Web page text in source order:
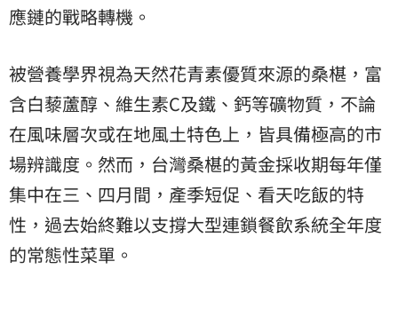
應鏈的戰略轉機。
被營養學界視為天然花青素優質來源的桑椹，富
含白藜蘆醇、維生素C及鐵、鈣等礦物質，不論
在風味層次或在地風土特色上，皆具備極高的市
場辨識度。然而，台灣桑椹的黃金採收期每年僅
集中在三、四月間，產季短促、看天吃飯的特
性，過去始終難以支撐大型連鎖餐飲系統全年度
的常態性菜單。